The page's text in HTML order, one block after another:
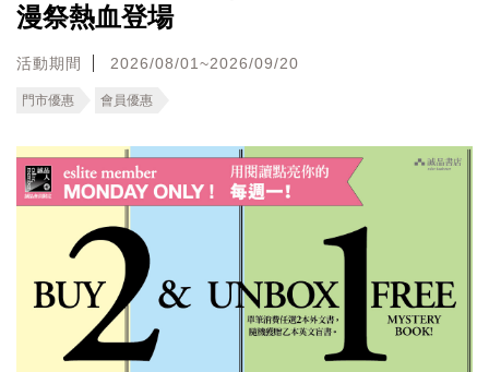
漫祭熱血登場
活動期間 2026/08/01~2026/09/20
門市優惠 會員優惠